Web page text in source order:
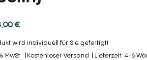
€
wird individuell für Sie gefertigt!
MwSt.
Kostenloser Versand Lieferzeit: 4-6